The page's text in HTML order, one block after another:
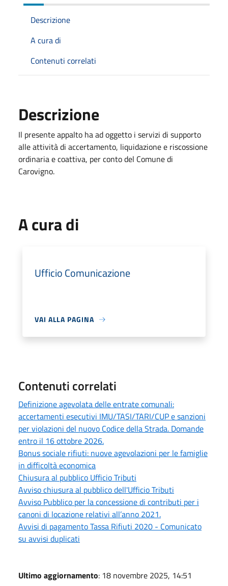
Descrizione
A cura di
Contenuti correlati
Descrizione
Il presente appalto ha ad oggetto i servizi di supporto
alle attività di accertamento, liquidazione e riscossione
ordinaria e coattiva, per conto del Comune di
Carovigno.
A cura di
Ufficio Comunicazione
VAI ALLA PAGINA
Contenuti correlati
Definizione agevolata delle entrate comunali:
accertamenti esecutivi IMU/TASI/TARI/CUP e sanzioni
per violazioni del nuovo Codice della Strada. Domande
entro il 16 ottobre 2026.
Bonus sociale rifiuti: nuove agevolazioni per le famiglie
in difficoltà economica
Chiusura al pubblico Ufficio Tributi
Avviso chiusura al pubblico dell'Ufficio Tributi
Avviso Pubblico per la concessione di contributi per i
canoni di locazione relativi all’anno 2021.
Avvisi di pagamento Tassa Rifiuti 2020 - Comunicato
su avvisi duplicati
Ultimo aggiornamento: 18 novembre 2025, 14:51